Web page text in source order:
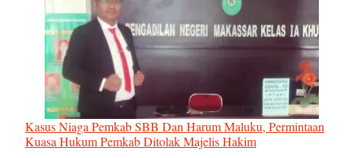
Kasus Niaga Pemkab SBB Dan Harum Maluku, Permintaan
Kuasa Hukum Pemkab Ditolak Majelis Hakim